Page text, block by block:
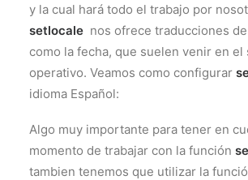
y la cual hará todo el trabajo por
setlocale nos ofrece traducciones
como la fecha, que suelen venir en el
operativo. Veamos como configurar
idioma Español:
Algo muy importante para tener en
momento de trabajar con la función
tambien tenemos que utilizar la